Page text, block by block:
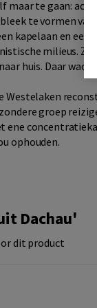
maar te gaan:
te vormen
kapelaan en
milieus. Ze
huis. Daar
Westelaken
groep
ene
ophouden.
Dachau'
dit product